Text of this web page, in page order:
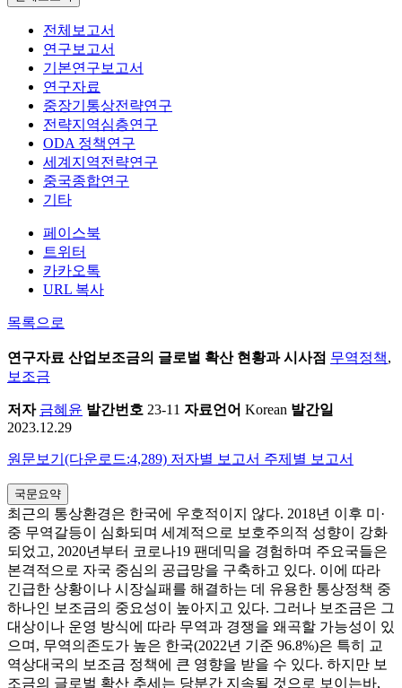
전체보고서
연구보고서
기본연구보고서
연구자료
중장기통상전략연구
전략지역심층연구
ODA 정책연구
세계지역전략연구
중국종합연구
기타
페이스북
트위터
카카오톡
URL 복사
목록으로
연구자료 산업보조금의 글로벌 확산 현황과 시사점 무역정책,
보조금
저자 금혜윤 발간번호 23-11 자료언어 Korean 발간일
2023.12.29
원문보기(다운로드:4,289) 저자별 보고서 주제별 보고서
국문요약
최근의 통상환경은 한국에 우호적이지 않다. 2018년 이후 미·
중 무역갈등이 심화되며 세계적으로 보호주의적 성향이 강화
되었고, 2020년부터 코로나19 팬데믹을 경험하며 주요국들은
본격적으로 자국 중심의 공급망을 구축하고 있다. 이에 따라
긴급한 상황이나 시장실패를 해결하는 데 유용한 통상정책 중
하나인 보조금의 중요성이 높아지고 있다. 그러나 보조금은 그
대상이나 운영 방식에 따라 무역과 경쟁을 왜곡할 가능성이 있
으며, 무역의존도가 높은 한국(2022년 기준 96.8%)은 특히 교
역상대국의 보조금 정책에 큰 영향을 받을 수 있다. 하지만 보
조금의 글로벌 확산 추세는 당분간 지속될 것으로 보이는바,